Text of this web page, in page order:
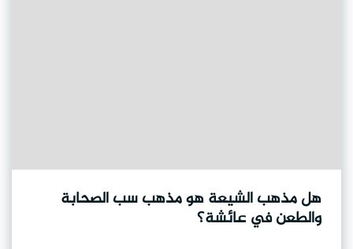
هل مذهب الشيعة هو مذهب سب الصحابة
والطعن في عائشة؟